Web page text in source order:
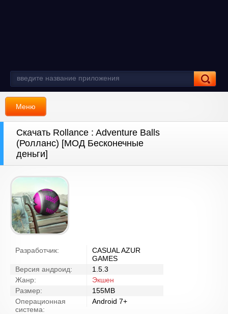
Меню
Скачать Rollance : Adventure Balls
(Ролланс) [МОД Бесконечные
деньги]
Разработчик:
CASUAL AZUR
GAMES
Версия андроид:
1.5.3
Жанр:
Экшен
Размер:
155MB
Операционная
система:
Android 7+